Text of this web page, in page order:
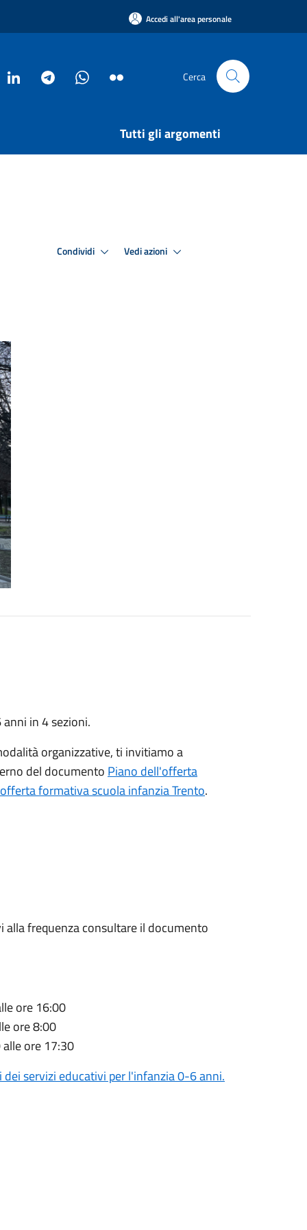
Accedi all'area personale
Cerca
Tutti gli argomenti
Condividi Vedi azioni
in 4 sezioni.
organizzative, ti invitiamo a
del documento Piano dell'offerta
formativa scuola infanzia Trento.
alla frequenza consultare il documento
ore 16:00
ore 8:00
ore 17:30
dei servizi educativi per l'infanzia 0-6 anni.